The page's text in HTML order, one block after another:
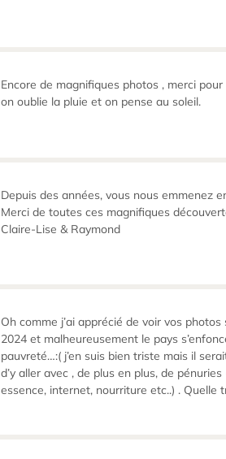
Encore de magnifiques photos , merci
on oublie la pluie et on pense au soleil.
Depuis des années, vous nous emmenez
Merci de toutes ces magnifiques
Claire-Lise & Raymond
Oh comme j’ai apprécié de voir vos photos
2024 et malheureusement le pays
pauvreté…:( j’en suis bien triste mais il
d’y aller avec , de plus en plus, de
essence, internet, nourriture etc..) . Quelle